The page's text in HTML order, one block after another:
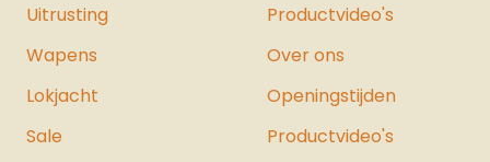
Uitrusting
Wapens
Lokjacht
Sale
Productvideo's
Over ons
Openingstijden
Productvideo's